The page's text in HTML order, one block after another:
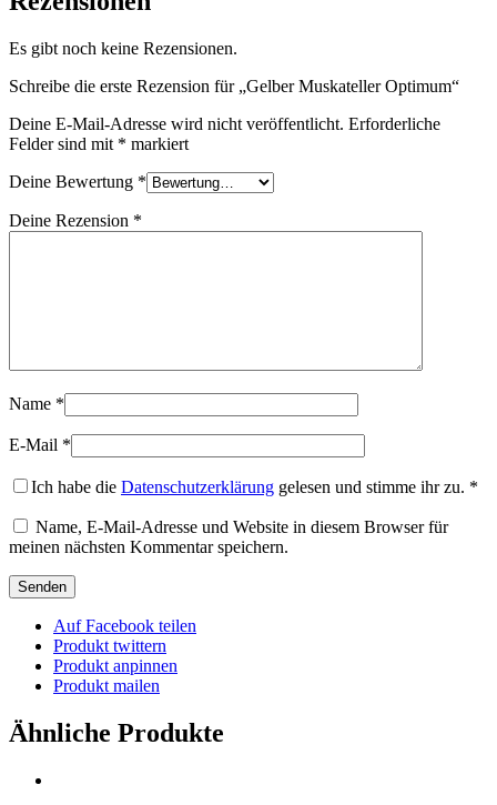
Es gibt noch keine Rezensionen.
Schreibe die erste Rezension für „Gelber Muskateller Optimum“
Deine E-Mail-Adresse wird nicht veröffentlicht. Erforderliche
Felder sind mit * markiert
Deine Bewertung *
Deine Rezension *
Name *
E-Mail *
Ich habe die Datenschutzerklärung gelesen und stimme ihr zu. *
Name, E-Mail-Adresse und Website in diesem Browser für
meinen nächsten Kommentar speichern.
Auf Facebook teilen
Produkt twittern
Produkt anpinnen
Produkt mailen
Ähnliche Produkte